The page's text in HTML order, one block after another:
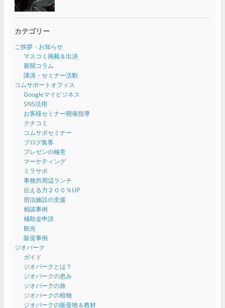
カテゴリー
ご挨拶・お知らせ
マスコミ掲載＆出演
新聞コラム
講演・セミナー活動
コムサポートオフィス
Googleマイビジネス
SNS活用
お客様セミナー開催指導
クチコミ
コムサポセミナー
ブログ集客
プレゼンの極意
マーケティング
ミラサポ
事務所周辺ランチ
伝える力２００％UP
宿泊施設の支援
相談事例
補助金申請
観光
販促事例
ジオパーク
ガイド
ジオパークとは？
ジオパークの恵み
ジオパークの旅
ジオパークの植物
ジオパークの販促物＆教材